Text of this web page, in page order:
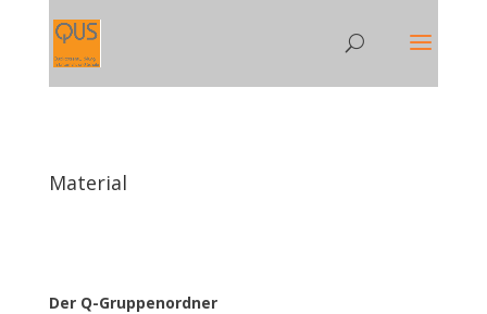
Material
Der Q-Gruppenordner